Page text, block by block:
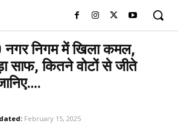
नगर निगम में खिला कमल,
साफ, कितने वोटों से जीते
February 15, 2025